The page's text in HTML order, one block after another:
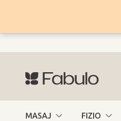
MASAJ FIZIO